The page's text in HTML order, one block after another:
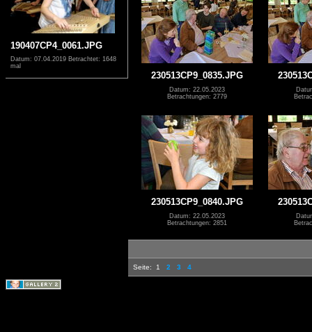
190407CP4_0061.JPG
Datum: 07.04.2019 Betrachtet: 1648
mal
230513CP9_0835.JPG
Datum: 22.05.2023
Betrachtungen: 2779
230513CP9_0840.JPG
Datum: 22.05.2023
Betrachtungen: 2851
Seite: 1 2 3 4